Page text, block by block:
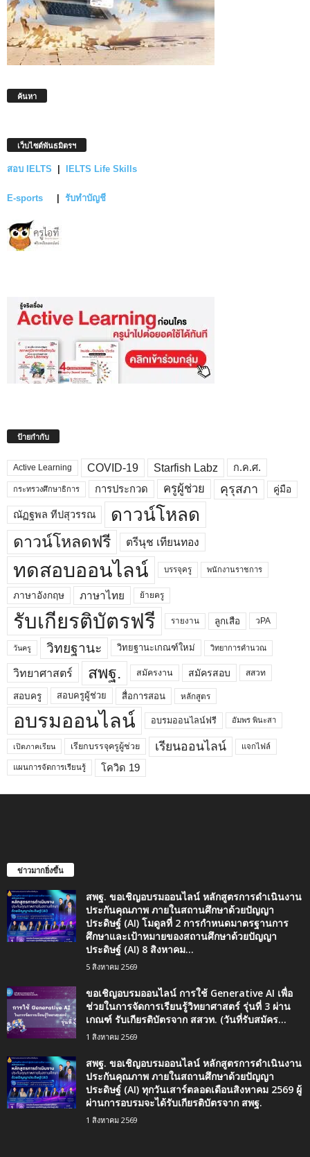
ค้นหา
เว็บไซต์พันธมิตรฯ
สอบ IELTS IELTS Life Skills
E-sports รับทำบัญชี
ป้ายกำกับ
Active Learning COVID-19 Starfish Labz ก.ค.ศ.
กระทรวงศึกษาธิการ การประกวด ครูผู้ช่วย คุรุสภา คู่มือ
ณัฏฐพล ทีปสุวรรณ ดาวน์โหลด
ดาวน์โหลดฟรี ตรีนุช เทียนทอง
ทดสอบออนไลน์ บรรจุครู พนักงานราชการ
ภาษาอังกฤษ ภาษาไทย ย้ายครู
รับเกียรติบัตรฟรี รายงาน ลูกเสือ วPA
วันครู วิทยฐานะ วิทยฐานะเกณฑ์ใหม่ วิทยาการคำนวณ
วิทยาศาสตร์ สพฐ. สมัครงาน สมัครสอบ สสวท
สอบครู สอบครูผู้ช่วย สื่อการสอน หลักสูตร
อบรมออนไลน์ อบรมออนไลน์ฟรี อัมพร พินะสา
เปิดภาคเรียน เรียกบรรจุครูผู้ช่วย เรียนออนไลน์ แจกไฟล์
แผนการจัดการเรียนรู้ โควิด 19
ข่าวมากยิ่งขึ้น
สพฐ. ขอเชิญอบรมออนไลน์ หลักสูตรการดำเนินงาน
ประกันคุณภาพ ภายในสถานศึกษาด้วยปัญญา
ประดิษฐ์ (AI) โมดูลที่ 2 การกำหนดมาตรฐานการ
ศึกษาและเป้าหมายของสถานศึกษาด้วยปัญญา
ประดิษฐ์ (AI) 8 สิงหาคม...
5 สิงหาคม 2569
ขอเชิญอบรมออนไลน์ การใช้ Generative AI เพื่อ
ช่วยในการจัดการเรียนรู้วิทยาศาสตร์ รุ่นที่ 3 ผ่าน
เกณฑ์ รับเกียรติบัตรจาก สสวท. (วันที่รับสมัคร...
1 สิงหาคม 2569
สพฐ. ขอเชิญอบรมออนไลน์ หลักสูตรการดำเนินงาน
ประกันคุณภาพ ภายในสถานศึกษาด้วยปัญญา
ประดิษฐ์ (AI) ทุกวันเสาร์ตลอดเดือนสิงหาคม 2569 ผู้
ผ่านการอบรมจะได้รับเกียรติบัตรจาก สพฐ.
1 สิงหาคม 2569